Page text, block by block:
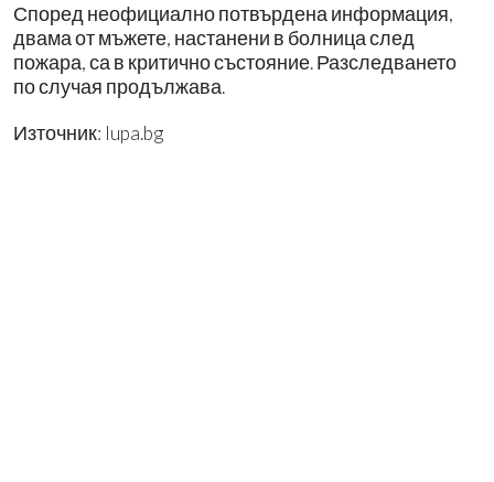
Според неофициално потвърдена информация,
двама от мъжете, настанени в болница след
пожара, са в критично състояние. Разследването
по случая продължава.
Източник: lupa.bg